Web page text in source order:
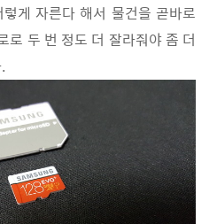
게 자른다 해서 물건을 곧바로
로 두 번 정도 더 잘라줘야 좀 더